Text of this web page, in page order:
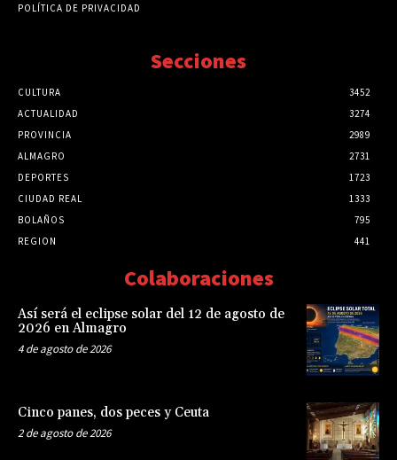
POLÍTICA DE PRIVACIDAD
Secciones
CULTURA
3452
ACTUALIDAD
3274
PROVINCIA
2989
ALMAGRO
2731
DEPORTES
1723
CIUDAD REAL
1333
BOLAÑOS
795
REGION
441
Colaboraciones
Así será el eclipse solar del 12 de agosto de
2026 en Almagro
4 de agosto de 2026
Cinco panes, dos peces y Ceuta
2 de agosto de 2026